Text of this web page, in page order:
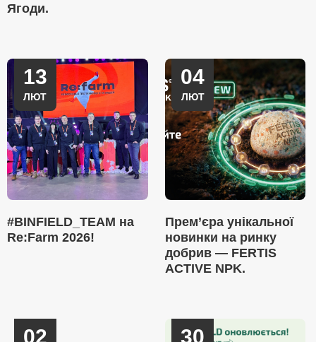
Ягоди.
13
ЛЮТ
#BINFIELD_TEAM на
Re:Farm 2026!
04
ЛЮТ
Прем’єра унікальної
новинки на ринку
добрив — FERTIS
ACTIVE NPK.
02 30